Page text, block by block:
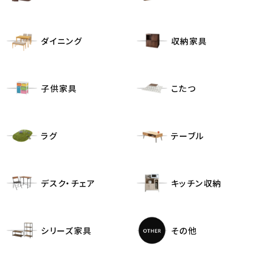
ダイニング 収納家具
子供家具 こたつ
ラグ テーブル
デスク・チェア キッチン収納
シリーズ家具 その他